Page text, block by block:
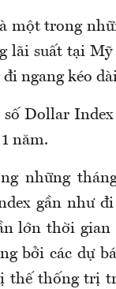
một trong
lãi suất tại
ngang kéo
Dollar
năm.
những
gần như
lớn thời
bởi các dự
thế thống trị